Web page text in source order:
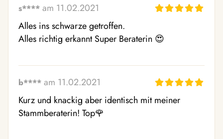
s**** am 11.02.2021
Alles ins schwarze getroffen.
Alles richtig erkannt Super Beraterin 😍
b**** am 11.02.2021
Kurz und knackig aber identisch mit meiner
Stammberaterin! Top🌹